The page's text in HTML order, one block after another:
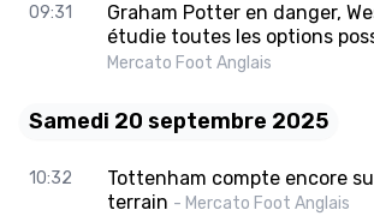
09:31
Graham Potter en danger,
étudie toutes les options
Mercato Foot Anglais
Samedi 20 septembre 2025
10:32
Tottenham compte encore
terrain - Mercato Foot Anglais